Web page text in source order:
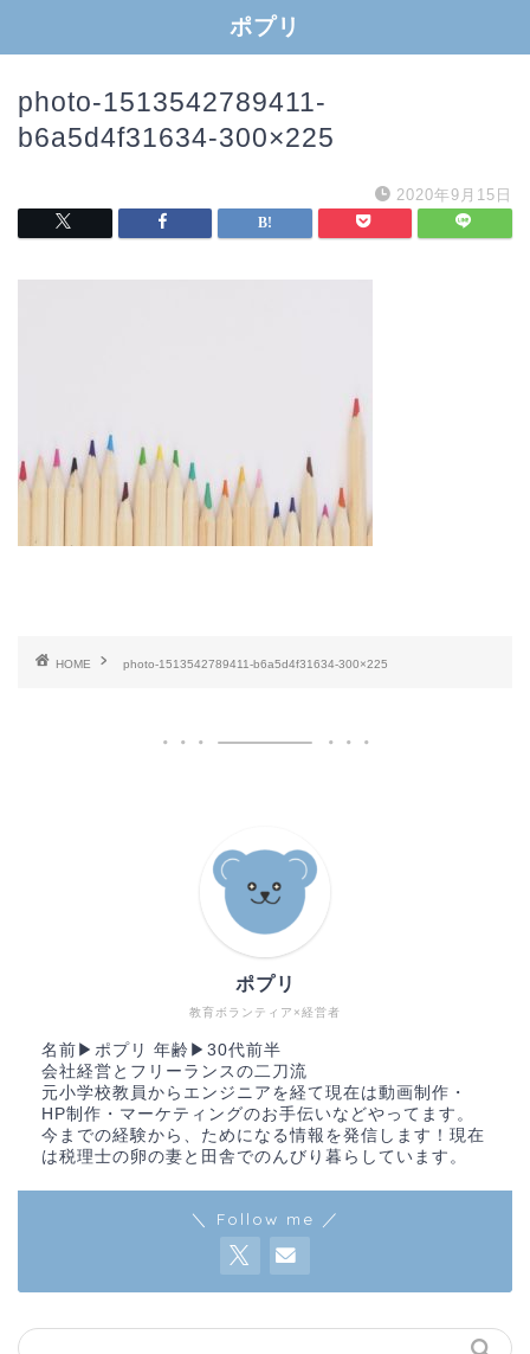
ポプリ
photo-1513542789411-
b6a5d4f31634-300×225
2020年9月15日
HOME photo-1513542789411-b6a5d4f31634-300×225
教育ボランティア×経営者
ポプリ
名前▶︎ポプリ 年齢▶︎30代前半
会社経営とフリーランスの二刀流
元小学校教員からエンジニアを経て現在は動画制作・
HP制作・マーケティングのお手伝いなどやってます。
今までの経験から、ためになる情報を発信します！現在
は税理士の卵の妻と田舎でのんびり暮らしています。
＼ Follow me ／